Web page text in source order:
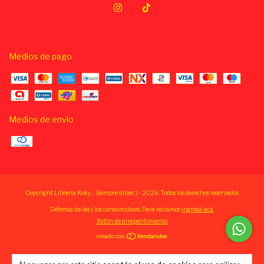
Medios de pago
Medios de envío
Copyright Librería Koky - Siempre útiles ;) - 2026. Todos los derechos reservados.
Defensa de las y los consumidores. Para reclamos ingresá acá.
Botón de arrepentimiento